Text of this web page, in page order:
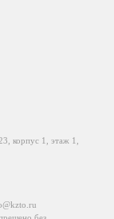
корпус 1, этаж 1,
без